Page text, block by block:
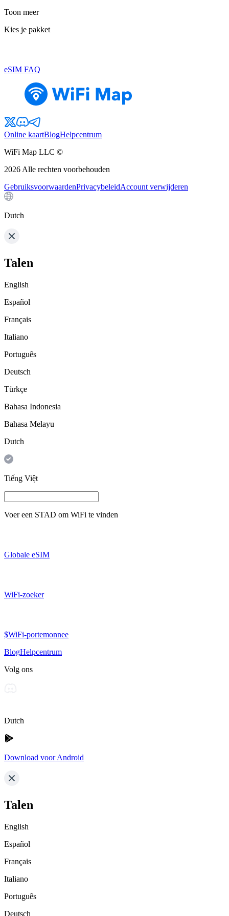
Toon meer
Kies je pakket
eSIM FAQ
Online kaartBlogHelpcentrum
WiFi Map LLC ©
2026 Alle rechten voorbehouden
GebruiksvoorwaardenPrivacybeleidAccount verwijderen
Dutch
Talen
English
Español
Français
Italiano
Português
Deutsch
Türkçe
Bahasa Indonesia
Bahasa Melayu
Dutch
Tiếng Việt
Voer een STAD om WiFi te vinden
Globale eSIM
WiFi-zoeker
$WiFi-portemonnee
BlogHelpcentrum
Volg ons
Dutch
Download voor Android
Talen
English
Español
Français
Italiano
Português
Deutsch